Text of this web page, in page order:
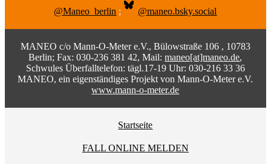
@Maneo_berlin ; @maneo.bsky.social
MANEO c/o Mann-O-Meter e.V., Bülowstraße 106 , 10783
Berlin; Fax: 030-236 381 42, Mail:maneo[at]maneo.de,
Schwules Überfalltelefon: tägl.17-19 Uhr: 030-216 33 36
MANEO, ein eigenständiges Projekt von Mann-O-Meter e.V.
www.mann-o-meter.de
Startseite
FALL ONLINE MELDEN